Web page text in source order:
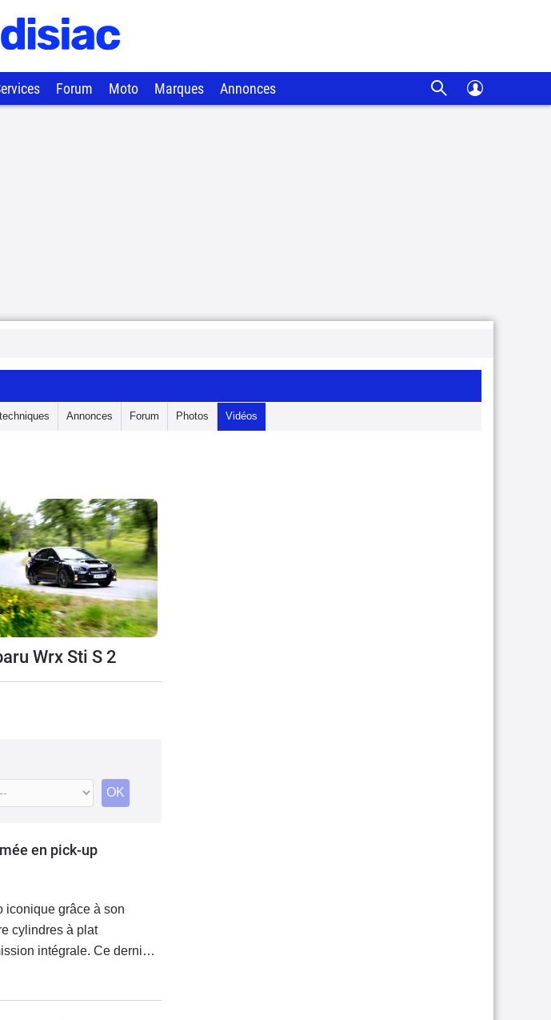
Forum Moto Marques Annonces
Annonces Forum Photos Vidéos
Wrx Sti S 2
OK
en pick-up
iconique grâce à son
cylindres à plat
intégrale. Ce dernier